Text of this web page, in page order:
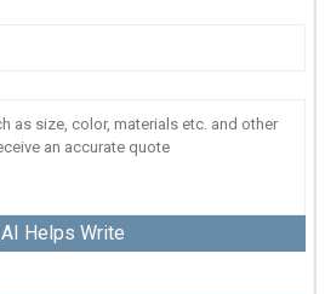
AI Helps Write